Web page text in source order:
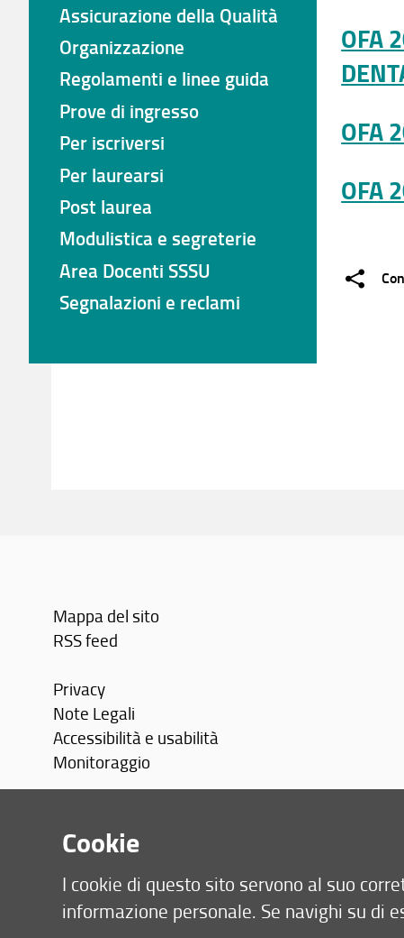
OFA
OFA
OFA
Assicurazione della Qualità
Organizzazione
Regolamenti e linee guida
Prove di ingresso
Per iscriversi
Per laurearsi
Post laurea
Modulistica e segreterie
Area Docenti SSSU
Segnalazioni e reclami
Mappa del sito
RSS feed
Privacy
Note Legali
Accessibilità e usabilità
Monitoraggio
Cookie
I cookie di questo sito servono al suo
informazione personale. Se navighi su di